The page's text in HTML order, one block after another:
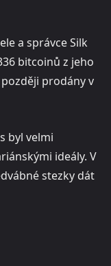
a správce Silk
bitcoinů z jeho
prodány v
byl velmi
ideály. V
stezky dát